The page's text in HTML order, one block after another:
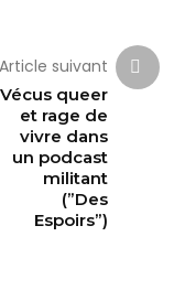
Article suivant
Vécus queer
et rage de
vivre dans
un podcast
militant
(”Des
Espoirs”)